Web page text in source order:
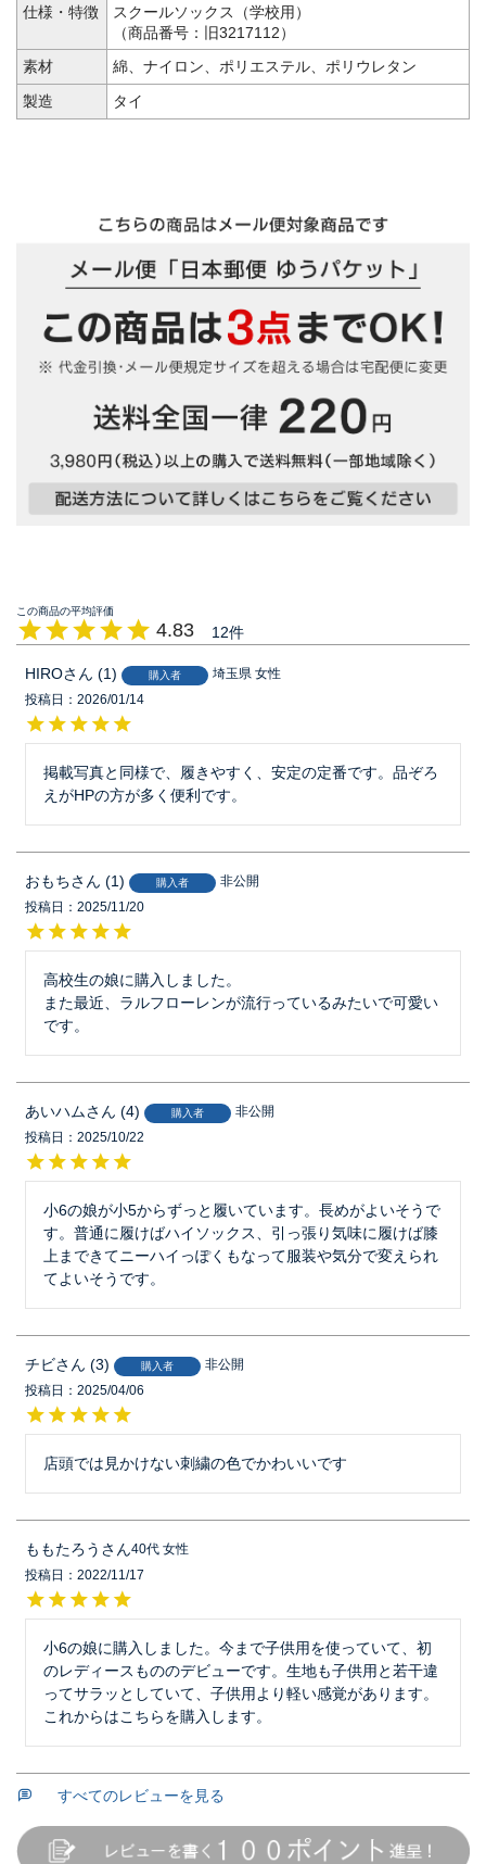
仕様・特徴
スクールソックス（学校用）
（商品番号：旧3217112）
素材
綿、ナイロン、ポリエステル、ポリウレタン
製造
タイ
4.83 12
HIRO 1 購入者 埼玉県 女性
投稿日
2026/01/14
掲載写真と同様で、履きやすく、安定の定番です。品ぞろ
えがHPの方が多く便利です。
おもち 1 購入者
非公開
投稿日
2025/11/20
高校生の娘に購入しました。
また最近、ラルフローレンが流行っているみたいで可愛い
です。
あいハム 4 購入者
非公開
投稿日
2025/10/22
小6の娘が小5からずっと履いています。長めがよいそうで
す。普通に履けばハイソックス、引っ張り気味に履けば膝
上まできてニーハイっぽくもなって服装や気分で変えられ
てよいそうです。
チビ 3 購入者
非公開
投稿日
2025/04/06
店頭では見かけない刺繍の色でかわいいです
ももたろう 40代 女性
投稿日
2022/11/17
小6の娘に購入しました。今まで子供用を使っていて、初
のレディースもののデビューです。生地も子供用と若干違
ってサラッとしていて、子供用より軽い感覚があります。
これからはこちらを購入します。
すべてのレビューを見る